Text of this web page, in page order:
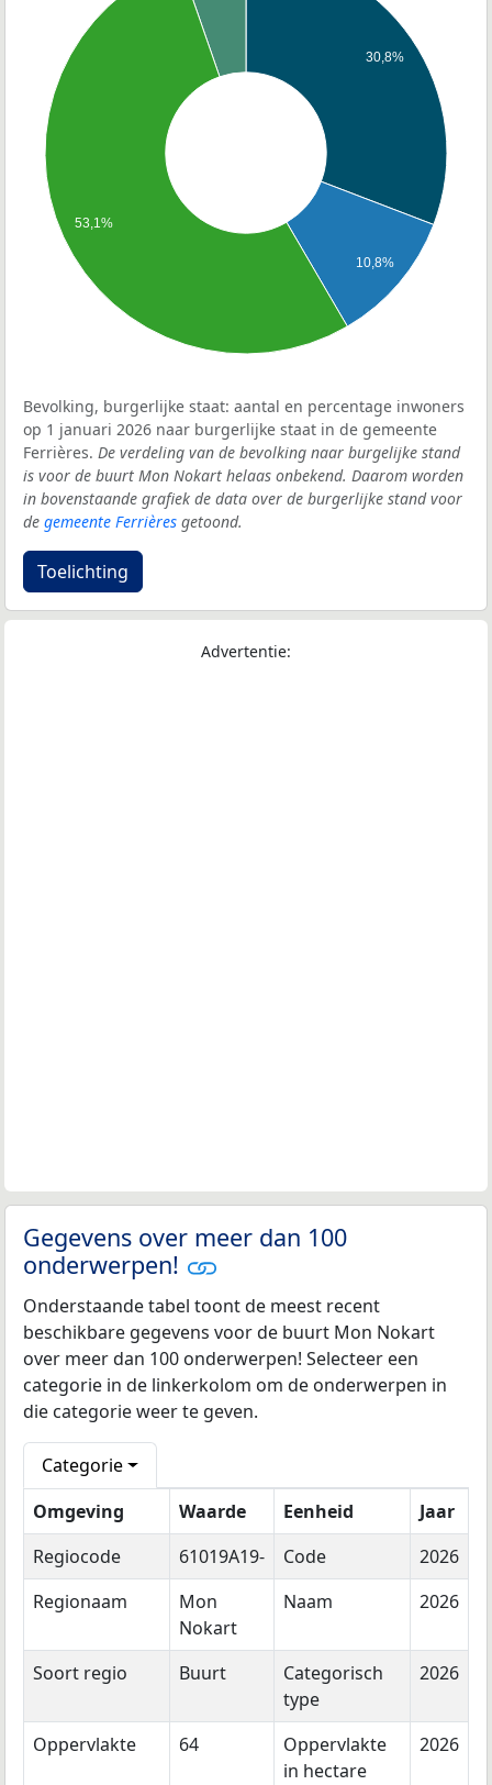
30,8%
10,8%
53,1%
Bevolking, burgerlijke staat: aantal en percentage inwoners
op 1 januari 2026 naar burgerlijke staat in de gemeente
Ferrières. De verdeling van de bevolking naar burgelijke stand
is voor de buurt Mon Nokart helaas onbekend. Daarom worden
in bovenstaande grafiek de data over de burgerlijke stand voor
de gemeente Ferrières getoond.
Toelichting
Advertentie:
Gegevens over meer dan 100
onderwerpen!
Onderstaande tabel toont de meest recent
beschikbare gegevens voor de buurt Mon Nokart
over meer dan 100 onderwerpen! Selecteer een
categorie in de linkerkolom om de onderwerpen in
die categorie weer te geven.
Categorie
Omgeving
Waarde Eenheid
Jaar
Regiocode
61019A19- Code
2026
Regionaam
Mon
Nokart
Naam 2026
Soort regio Buurt
Categorisch
type
2026
Oppervlakte 64
Oppervlakte
in hectare
2026